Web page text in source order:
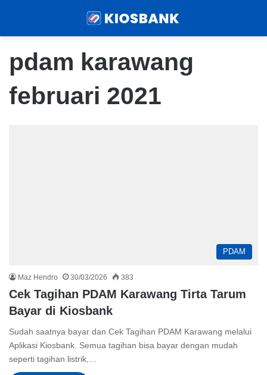
pdam karawang
februari 2021
PDAM
Maz Hendro 30/03/2026 383
Cek Tagihan PDAM Karawang Tirta Tarum
Bayar di Kiosbank
Sudah saatnya bayar dan Cek Tagihan PDAM Karawang melalui
Aplikasi Kiosbank. Semua tagihan bisa bayar dengan mudah
seperti tagihan listrik,…